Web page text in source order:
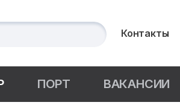
Контакты
ПОРТ ВАКАНСИИ